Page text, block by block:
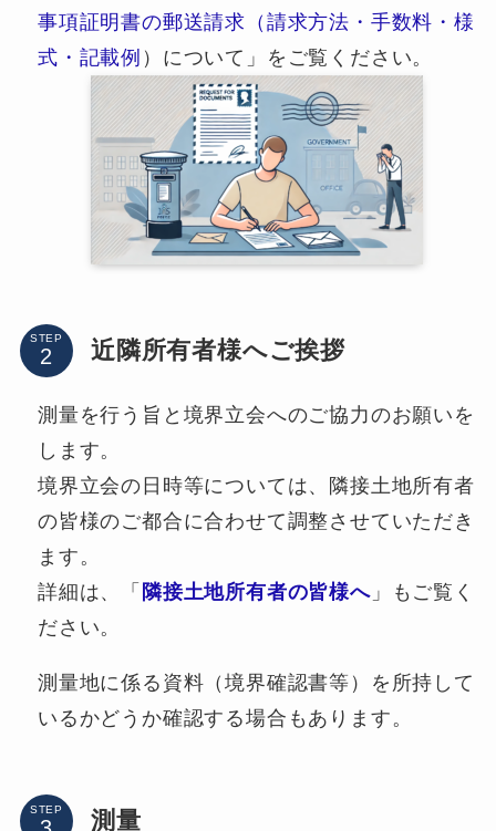
事項証明書の郵送請求（請求方法・手数料・様
式・記載例 ）について」をご覧ください。
STEP 近隣所有者様へご挨拶
測量を行う旨と境界立会へのご協力のお願いを
します。
境界立会の日時等については、隣接土地所有者
の皆様のご都合に合わせて調整させていただき
ます。
詳細は、「 隣接土地所有者の皆様へ」もご覧く
ださい。
測量地に係る資料（境界確認書等）を所持して
いるかどうか確認する場合もあります。
STEP 測量